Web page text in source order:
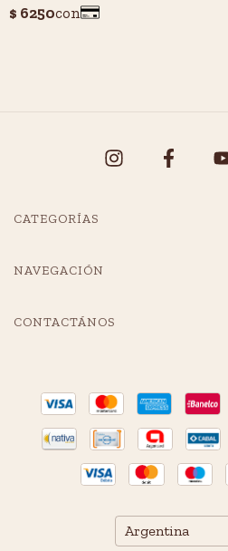
CATEGORÍAS
NAVEGACIÓN
CONTACTÁNOS